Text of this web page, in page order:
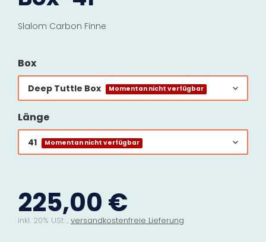
Slalom Carbon Finne
Box
Deep Tuttle Box Momentan nicht verfügbar
Länge
41 Momentan nicht verfügbar
225,00 €
inkl. 20% USt. , versandkostenfreie Lieferung